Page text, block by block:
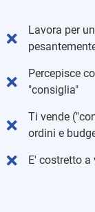
Lavora per
Percepisce
"consiglia"
Ti vende
ordini e
E' costretto